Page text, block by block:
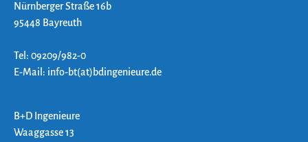
Nürnberger Straße 16b
95448 Bayreuth
Tel: 09209/982-0
E-Mail: info-bt(at)bdingenieure.de
B+D Ingenieure
Waaggasse 13